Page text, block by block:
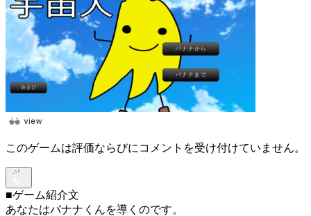
このゲームは評価ならびにコメントを受け付けていません。
■ゲーム紹介文
あなたはバナナくんを導くのです。